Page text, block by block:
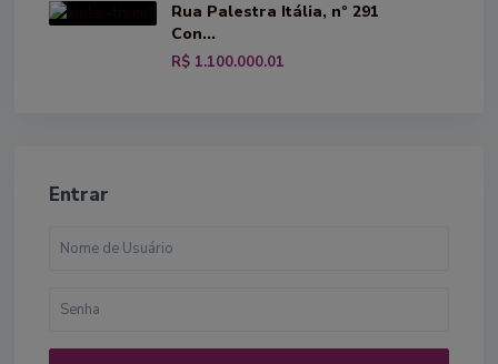
Rua Palestra Itália, nº 291
Con...
R$ 1.100.000.01
Entrar